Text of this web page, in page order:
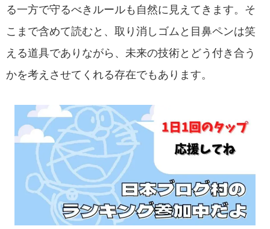
る一方で守るべきルールも自然に見えてきます。そ
こまで含めて読むと、取り消しゴムと目鼻ペンは笑
える道具でありながら、未来の技術とどう付き合う
かを考えさせてくれる存在でもあります。